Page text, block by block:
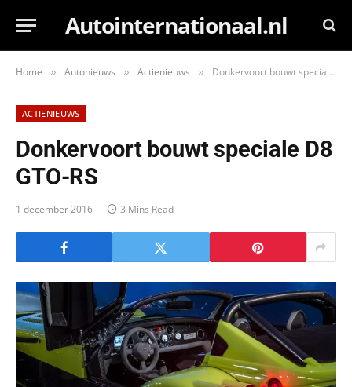
Autointernationaal.nl
Home » Autonieuws » Actienieuws » Donkervoort bouwt speciale D8 GTO-RS
ACTIENIEUWS
Donkervoort bouwt speciale D8
GTO-RS
1 december 2016 3 Mins Read